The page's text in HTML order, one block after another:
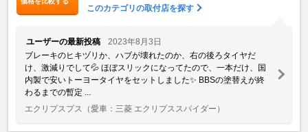
このカテゴリの取付店を探す
ユーザーの最新投稿
2023年8月3日
ブレーキのヒキヅリか、ハブが壊れたのか、右の後ろタイヤだ
け、激減りでして💦 ほぼスリックになってたので、一本だけ、国
内製で安いトーヨータイヤをセットしました✨ BBSの塗替えが終
わるまでの暫定 ...
エクリプスプス
（愛車：三菱 エクリプススパイダー）